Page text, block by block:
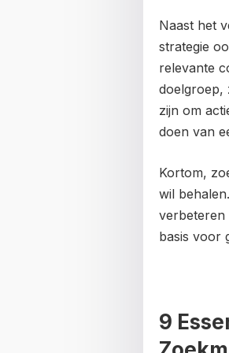
Naast het
strategie
relevante
doelgroep,
zijn om
doen van
Kortom,
wil
verbeteren
basis voor
9